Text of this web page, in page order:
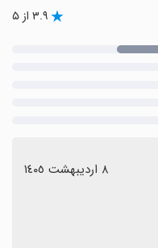
۳.۹ از ۵
٨ اردیبهشت ١٤٠٥